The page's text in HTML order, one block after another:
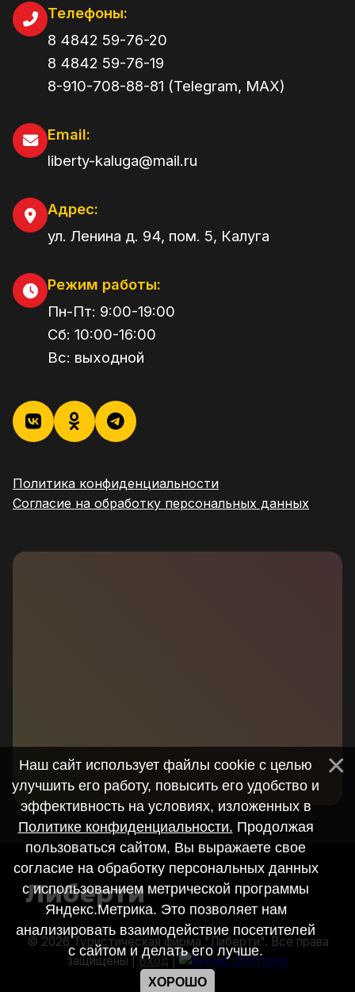
Телефоны:
8 4842 59-76-20
8 4842 59-76-19
8-910-708-88-81 (Telegram, MAX)
Email:
liberty-kaluga@mail.ru
Адрес:
ул. Ленина д. 94, пом. 5, Калуга
Режим работы:
Пн-Пт: 9:00-19:00
Сб: 10:00-16:00
Вс: выходной
Политика конфиденциальности
Согласие на обработку персональных данных
Либерти
© 2026 Туристическая фирма "Либерти". Все права
защищены | Вход|
Наш сайт использует файлы cookie с целью
улучшить его работу, повысить его удобство и
эффективность на условиях, изложенных в
Политике конфиденциальности. Продолжая
пользоваться сайтом, Вы выражаете свое
согласие на обработку персональных данных
с использованием метрической программы
Яндекс.Метрика. Это позволяет нам
анализировать взаимодействие посетителей
с сайтом и делать его лучше.
ХОРОШО